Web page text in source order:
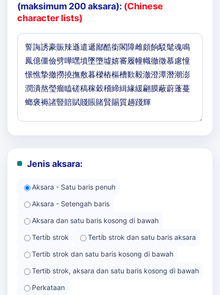
(maksimum 200 aksara): (Chinese
character lists)
Jenis aksara:
Aksara - Satu baris penuh
Aksara - Setengah baris
Aksara dan satu baris kosong di bawah
Tertib strok
Tertib strok dan satu baris aksara
Tertib strok dan satu baris kosong di bawah
Tertib strok, aksara dan satu baris kosong di bawah
Perkataan